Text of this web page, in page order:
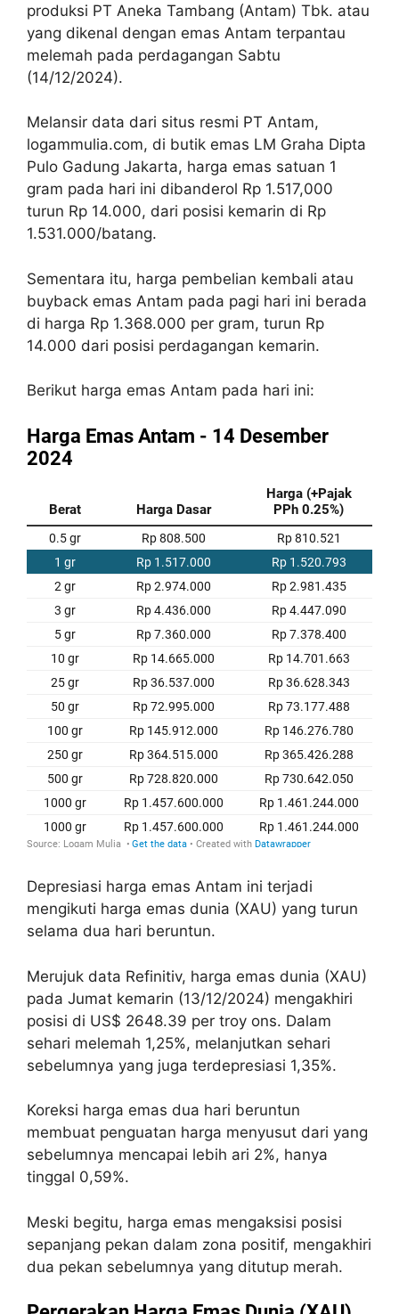
produksi PT Aneka Tambang (Antam) Tbk. atau
yang dikenal dengan emas Antam terpantau
melemah pada perdagangan Sabtu
(14/12/2024).
Melansir data dari situs resmi PT Antam,
logammulia.com, di butik emas LM Graha Dipta
Pulo Gadung Jakarta, harga emas satuan 1
gram pada hari ini dibanderol Rp 1.517,000
turun Rp 14.000, dari posisi kemarin di Rp
1.531.000/batang.
Sementara itu, harga pembelian kembali atau
buyback emas Antam pada pagi hari ini berada
di harga Rp 1.368.000 per gram, turun Rp
14.000 dari posisi perdagangan kemarin.
Berikut harga emas Antam pada hari ini:
Depresiasi harga emas Antam ini terjadi
mengikuti harga emas dunia (XAU) yang turun
selama dua hari beruntun.
Merujuk data Refinitiv, harga emas dunia (XAU)
pada Jumat kemarin (13/12/2024) mengakhiri
posisi di US$ 2648.39 per troy ons. Dalam
sehari melemah 1,25%, melanjutkan sehari
sebelumnya yang juga terdepresiasi 1,35%.
Koreksi harga emas dua hari beruntun
membuat penguatan harga menyusut dari yang
sebelumnya mencapai lebih ari 2%, hanya
tinggal 0,59%.
Meski begitu, harga emas mengaksisi posisi
sepanjang pekan dalam zona positif, mengakhiri
dua pekan sebelumnya yang ditutup merah.